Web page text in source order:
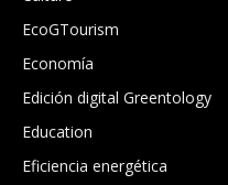
EcoGTourism
Economía
Edición digital Greentology
Education
Eficiencia energética